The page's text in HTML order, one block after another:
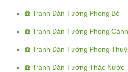
☎️ Tranh Dán Tường Phòng Bé
☎️ Tranh Dán Tường Phong Cảnh
☎️ Tranh Dán Tường Phong Thuỷ
☎️ Tranh Dán Tường Thác Nước